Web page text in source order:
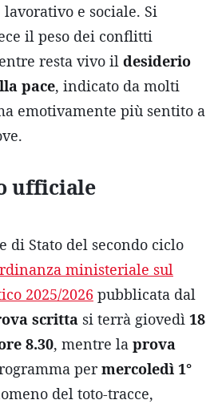
e sociale. Si
il peso dei conflitti
resta vivo il desiderio
pace, indicato da molti
emotivamente più sentito a
ufficiale
di Stato del secondo ciclo
ministeriale sul
2025/2026 pubblicata dal
scritta si terrà giovedì 18
8.30, mentre la prova
permercoledì 1°
del toto-tracce,